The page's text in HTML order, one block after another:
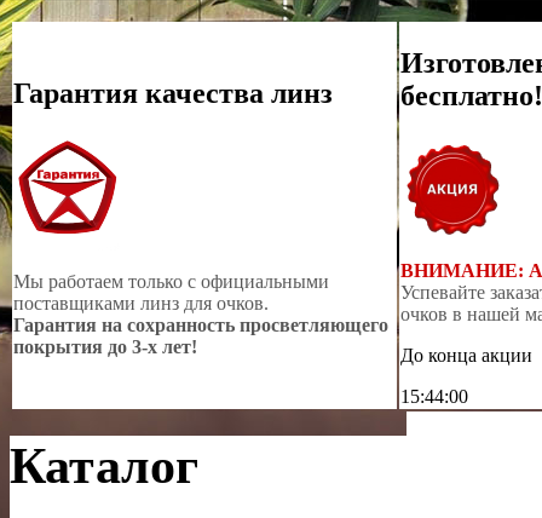
Гарантия качества линз
Мы работаем только с официальными
поставщиками линз для очков.
Гарантия на сохранность просветляющего
покрытия до 3-х лет!
бесплатно!
ВНИМАНИЕ:
Успевайте
очков в нашей
До конца акции
15:43:58
Каталог